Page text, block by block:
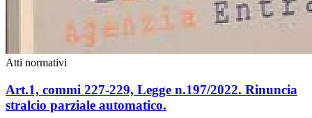
Atti normativi
Art.1, commi 227-229, Legge n.197/2022. Rinuncia
stralcio parziale automatico.